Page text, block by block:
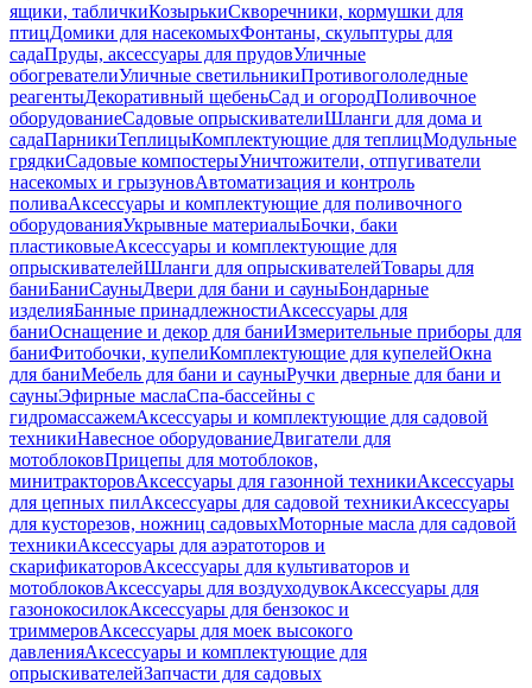
ящики, табличкиКозырькиСкворечники, кормушки для
птицДомики для насекомыхФонтаны, скульптуры для
садаПруды, аксессуары для прудовУличные
обогревателиУличные светильникиПротивогололедные
реагентыДекоративный щебеньСад и огородПоливочное
оборудованиеСадовые опрыскивателиШланги для дома и
садаПарникиТеплицыКомплектующие для теплицМодульные
грядкиСадовые компостерыУничтожители, отпугиватели
насекомых и грызуновАвтоматизация и контроль
поливаАксессуары и комплектующие для поливочного
оборудованияУкрывные материалыБочки, баки
пластиковыеАксессуары и комплектующие для
опрыскивателейШланги для опрыскивателейТовары для
баниБаниСауныДвери для бани и сауныБондарные
изделияБанные принадлежностиАксессуары для
баниОснащение и декор для баниИзмерительные приборы для
баниФитобочки, купелиКомплектующие для купелейОкна
для баниМебель для бани и сауныРучки дверные для бани и
сауныЭфирные маслаСпа-бассейны с
гидромассажемАксессуары и комплектующие для садовой
техникиНавесное оборудованиеДвигатели для
мотоблоковПрицепы для мотоблоков,
минитракторовАксессуары для газонной техникиАксессуары
для цепных пилАксессуары для садовой техникиАксессуары
для кусторезов, ножниц садовыхМоторные масла для садовой
техникиАксессуары для аэратоторов и
скарификаторовАксессуары для культиваторов и
мотоблоковАксессуары для воздуходувокАксессуары для
газонокосилокАксессуары для бензокос и
триммеровАксессуары для моек высокого
давленияАксессуары и комплектующие для
опрыскивателейЗапчасти для садовых